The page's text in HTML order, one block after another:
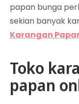
papan bunga
sekian banyak
Karangan
Toko
papan